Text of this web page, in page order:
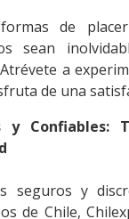
formas de
sean
a
de una
y Confiables:
seguros y
de Chile,